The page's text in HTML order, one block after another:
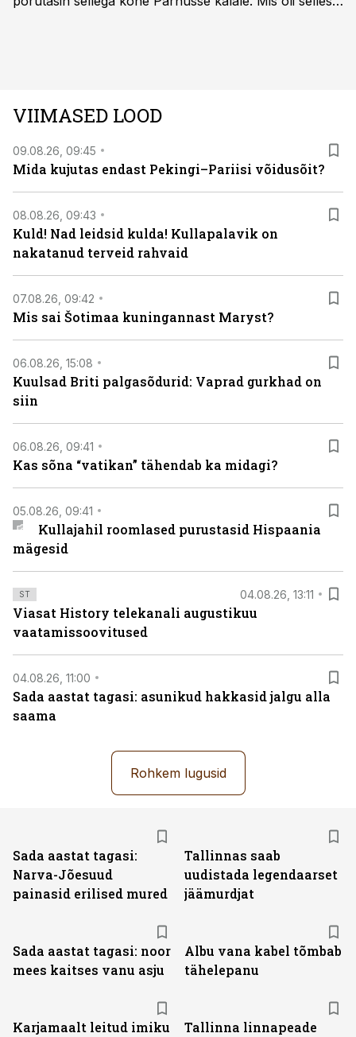
VIIMASED LOOD
09.08.26, 09:45
Mida kujutas endast Pekingi–Pariisi võidusõit?
08.08.26, 09:43
Kuld! Nad leidsid kulda! Kullapalavik on
nakatanud terveid rahvaid
07.08.26, 09:42
Mis sai Šotimaa kuningannast Maryst?
06.08.26, 15:08
Kuulsad Briti palgasõdurid: Vaprad gurkhad on
siin
06.08.26, 09:41
Kas sõna “vatikan” tähendab ka midagi?
05.08.26, 09:41
Kullajahil roomlased purustasid Hispaania
mägesid
ST 04.08.26, 13:11
Viasat History telekanali augustikuu
vaatamissoovitused
04.08.26, 11:00
Sada aastat tagasi: asunikud hakkasid jalgu alla
saama
Rohkem lugusid
Sada aastat tagasi:
Narva-Jõesuud
painasid erilised mured
Tallinnas saab
uudistada legendaarset
jäämurdjat
Sada aastat tagasi: noor
mees kaitses vanu asju
Albu vana kabel tõmbab
tähelepanu
Karjamaalt leitud imiku Tallinna linnapeade